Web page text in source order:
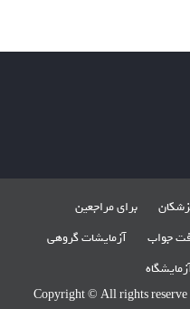
برای مراجعین
جواب
آزمایشات گروهی
Copyright © All rights